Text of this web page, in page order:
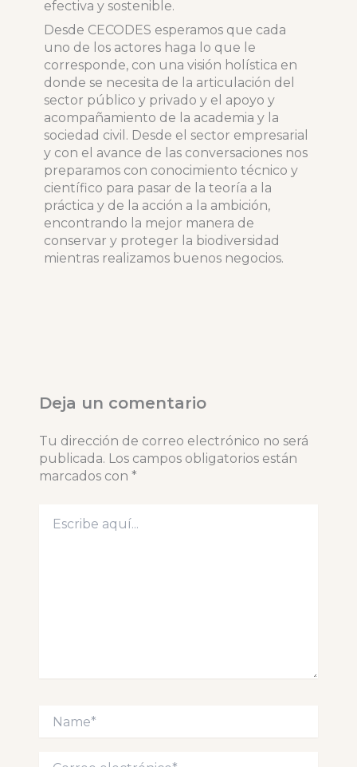
efectiva y sostenible.
Desde CECODES esperamos que cada
uno de los actores haga lo que le
corresponde, con una visión holística en
donde se necesita de la articulación del
sector público y privado y el apoyo y
acompañamiento de la academia y la
sociedad civil. Desde el sector empresarial
y con el avance de las conversaciones nos
preparamos con conocimiento técnico y
científico para pasar de la teoría a la
práctica y de la acción a la ambición,
encontrando la mejor manera de
conservar y proteger la biodiversidad
mientras realizamos buenos negocios.
Deja un comentario
Tu dirección de correo electrónico no será
publicada. Los campos obligatorios están
marcados con *
aquí...